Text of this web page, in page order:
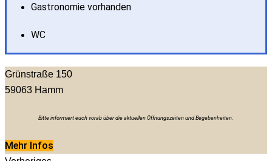
Gastronomie vorhanden
WC
Grünstraße 150
59063 Hamm
Bitte informiert euch vorab über die aktuellen Öffnungszeiten und Begebenheiten.
Mehr Infos